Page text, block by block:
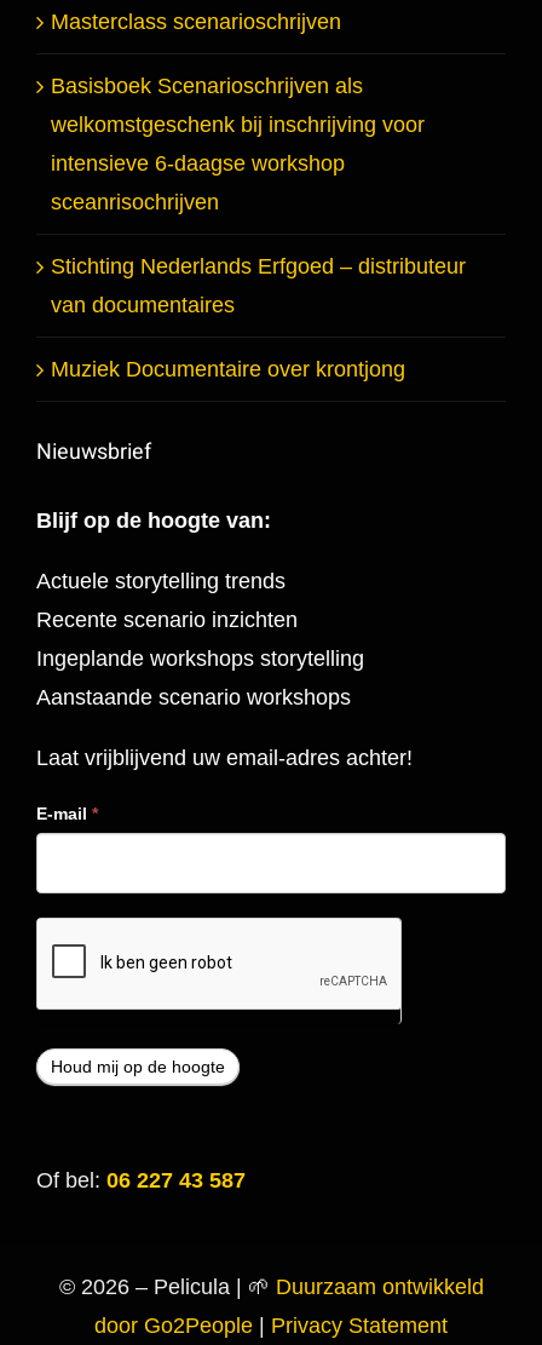
Masterclass scenarioschrijven
Basisboek Scenarioschrijven als
welkomstgeschenk bij inschrijving voor
intensieve 6-daagse workshop
sceanrisochrijven
Stichting Nederlands Erfgoed – distributeur
van documentaires
Muziek Documentaire over krontjong
Nieuwsbrief
Blijf op de hoogte van:
Actuele storytelling trends
Recente scenario inzichten
Ingeplande workshops storytelling
Aanstaande scenario workshops
Laat vrijblijvend uw email-adres achter!
E-mail *
Of bel: 06 227 43 587
© 2026 – Pelicula | 🌱 Duurzaam ontwikkeld
door Go2People | Privacy Statement